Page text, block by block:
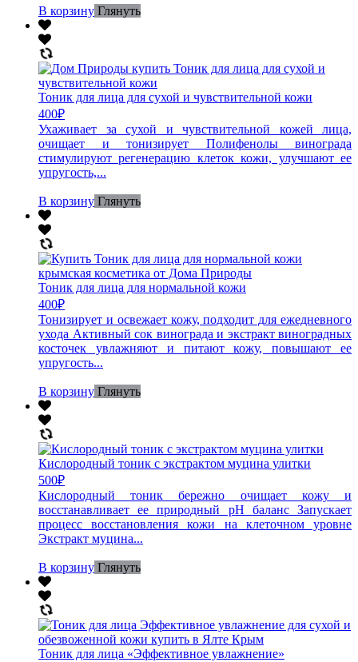
В корзину Глянуть
Тоник для лица для сухой и чувствительной кожи
400₽
Ухаживает за сухой и чувствительной кожей лица,
очищает и тонизирует Полифенолы винограда
стимулируют регенерацию клеток кожи, улучшают ее
упругость,...
В корзину Глянуть
Тоник для лица для нормальной кожи
400₽
Тонизирует и освежает кожу, подходит для ежедневного
ухода Активный сок винограда и экстракт виноградных
косточек увлажняют и питают кожу, повышают ее
упругость...
В корзину Глянуть
Кислородный тоник с экстрактом муцина улитки
500₽
Кислородный тоник бережно очищает кожу и
восстанавливает ее природный рН баланс Запускает
процесс восстановления кожи на клеточном уровне
Экстракт муцина...
В корзину Глянуть
Тоник для лица «Эффективное увлажнение»